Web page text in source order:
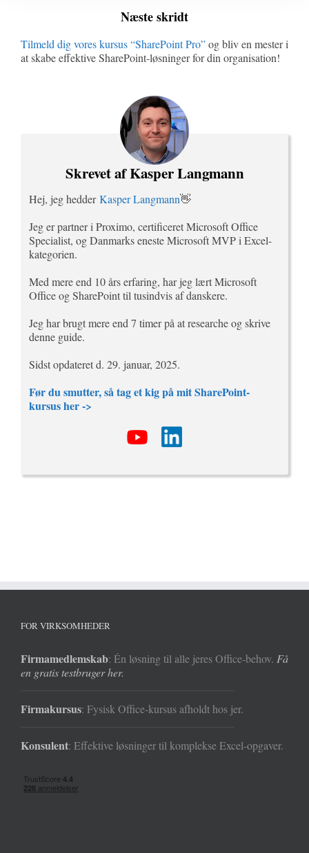
Næste skridt
Tilmeld dig vores kursus “SharePoint Pro”og bliv en mester i
at skabe effektive SharePoint-løsninger for din organisation!
Skrevet af Kasper Langmann
Hej, jeg hedderKasper Langmann👋
Jeg er partner i Proximo, certificeret Microsoft Office
Specialist, og Danmarks eneste Microsoft MVP i Excel-
kategorien.
Med mere end 10 års erfaring, har jeg lært Microsoft
Office og SharePoint til tusindvis af danskere.
Jeg har brugt mere end 7 timer på at researche og skrive
denne guide.
Sidst opdateret d. 29. januar, 2025.
Før du smutter, så tag et kig på mit SharePoint-
kursus her ->
FOR VIRKSOMHEDER
Firmamedlemskab: Én løsning til alle jeres Office-behov. Få
en gratis testbruger her.
Firmakursus: Fysisk Office-kursus afholdt hos jer.
Konsulent: Effektive løsninger til komplekse Excel-opgaver.